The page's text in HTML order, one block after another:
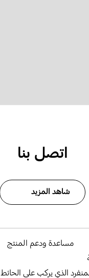
اتصل بنا
شاهد المزيد
مساعدة ودعم المنتج
الذي يركب على الحائط